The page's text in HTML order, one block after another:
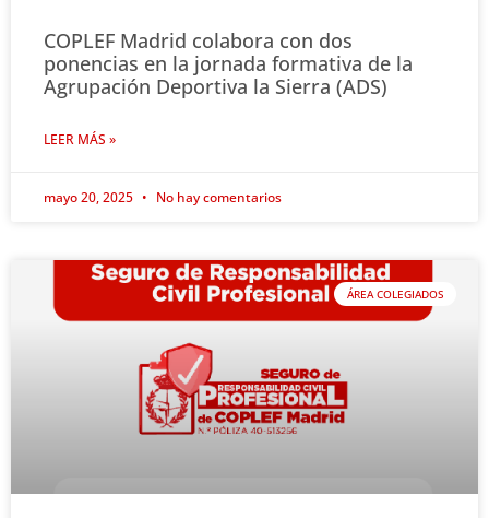
COPLEF Madrid colabora con dos
ponencias en la jornada formativa de la
Agrupación Deportiva la Sierra (ADS)
LEER MÁS »
mayo 20, 2025 No hay comentarios
ÁREA COLEGIADOS